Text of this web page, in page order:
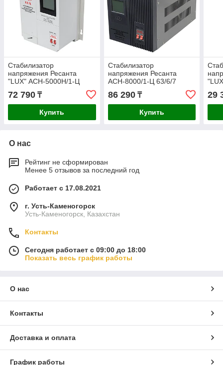
Стабилизатор
напряжения Ресанта
"LUX" АСН-5000Н/1-Ц
72 790 ₸
Купить
Стабилизатор
напряжения Ресанта
АСН-8000/1-Ц 63/6/7
86 290₸
Купить
29
О нас
Рейтинг не сформирован
Менее 5 отзывов за последний год
Работает с 17.08.2021
г. Усть-Каменогорск
Усть-Каменогорск, Казахстан
Контакты
Сегодня работает с 09:00 до 18:00
Показать весь график работы
О нас
Контакты
Доставка и оплата
График работы